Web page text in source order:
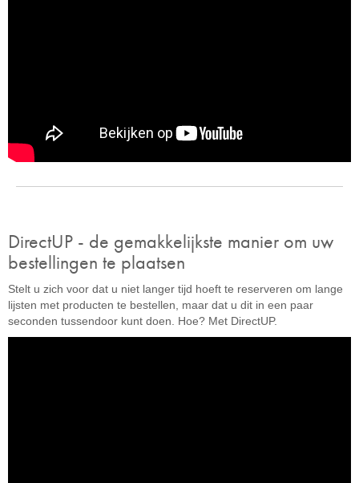
DirectUP - de gemakkelijkste manier om uw
bestellingen te plaatsen
Stelt u zich voor dat u niet langer tijd hoeft te reserveren om lange
lijsten met producten te bestellen, maar dat u dit in een paar
seconden tussendoor kunt doen. Hoe? Met DirectUP.